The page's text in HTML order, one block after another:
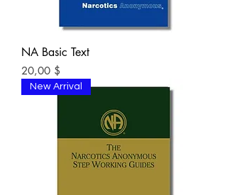
NA Basic Text
Цена
20,00 $
New Arrival